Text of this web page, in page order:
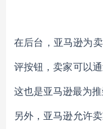
在后台，亚马逊为
评按钮，卖家可以
这也是亚马逊最为推
另外，亚马逊允许